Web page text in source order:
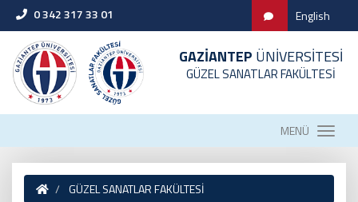
0 342 317 33 01 English
GAZİANTEP ÜNİVERSİTESİ
GÜZEL SANATLAR FAKÜLTESİ
MENÜ
GÜZEL SANATLAR FAKÜLTESİ